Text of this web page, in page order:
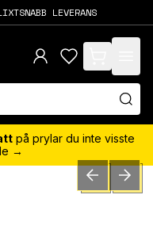
LEVERANS
items in cart,
på prylar du inte visste
→
PREVIOUSNEXT